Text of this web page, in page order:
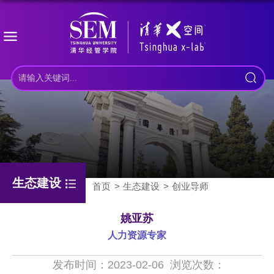
生态建设 首页 生态建设 创业导师
姚亚苏
人力资源专家
发布时间：2023-02-06 浏览次数：